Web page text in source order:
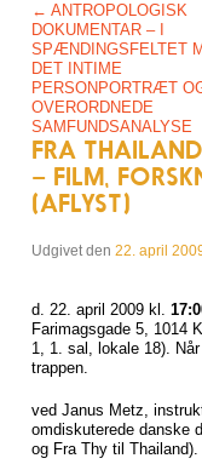
Post navigation
← ANTROPOLOGISK
DOKUMENTAR – I
SPÆNDINGSFELTET
DET INTIME
PERSONPORTRÆT
OVERORDNEDE
SAMFUNDSANALYSE
FRA
– FILM,
(AFLYST)
Udgivet den 22. april
d. 22. april 2009 kl.
Farimagsgade 5, 1014
1, 1. sal, lokale 18).
trappen.
ved Janus Metz,
omdiskuterede danske
og Fra Thy til Thailand).